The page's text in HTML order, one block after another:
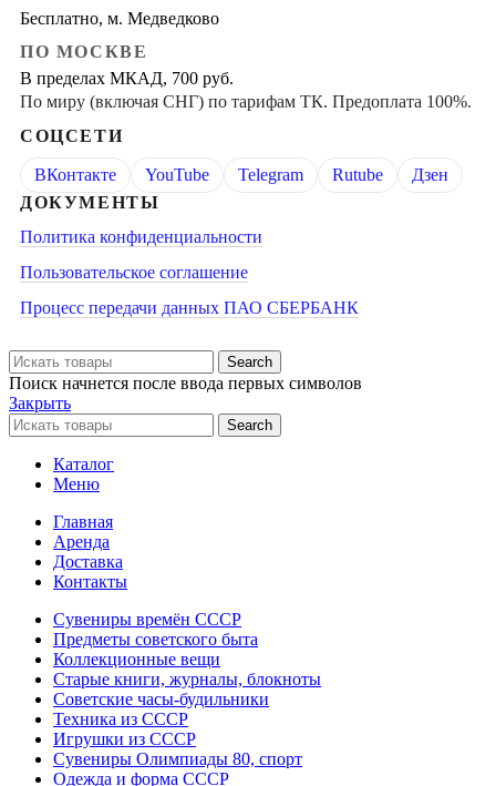
Бесплатно, м. Медведково
ПО МОСКВЕ
В пределах МКАД, 700 руб.
По миру (включая СНГ) по тарифам ТК. Предоплата 100%.
СОЦСЕТИ
ВКонтакте YouTube Telegram Rutube
Дзен
ДОКУМЕНТЫ
Политика конфиденциальности
Пользовательское соглашение
Процесс передачи данных ПАО СБЕРБАНК
Search
Поиск начнется после ввода первых символов
Закрыть
Search
Каталог
Меню
Главная
Аренда
Доставка
Контакты
Сувениры времён СССР
Предметы советского быта
Коллекционные вещи
Старые книги, журналы, блокноты
Советские часы-будильники
Техника из СССР
Игрушки из СССР
Сувениры Олимпиады 80, спорт
Одежда и форма СССР